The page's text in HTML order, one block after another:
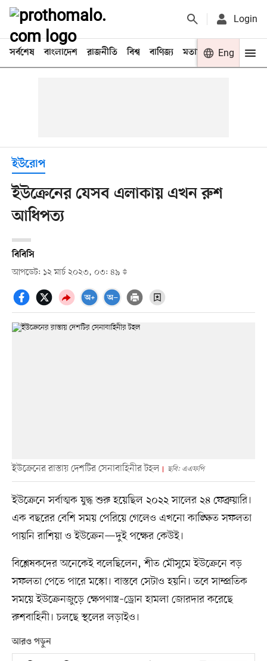
Login
সর্বশেষ বাংলাদেশ রাজনীতি বিশ্ব বাণিজ্য মতামত খেলা
Eng
ইউরোপ
ইউক্রেনের যেসব এলাকায় এখন রুশ
আধিপত্য
বিবিসি
আপডেট: ১২ মার্চ ২০২৩, ০৩: ৪৯
ইউক্রেনের রাস্তায় দেশটির সেনাবাহিনীর টহল ছবি: এএফপি
ইউক্রেনে সর্বাত্মক যুদ্ধ শুরু হয়েছিল ২০২২ সালের ২৪ ফেব্রুয়ারি।
এক বছরের বেশি সময় পেরিয়ে গেলেও এখনো কাঙ্ক্ষিত সফলতা
পায়নি রাশিয়া ও ইউক্রেন—দুই পক্ষের কেউই।
বিশ্লেষকদের অনেকেই বলেছিলেন, শীত মৌসুমে ইউক্রেনে বড়
সফলতা পেতে পারে মস্কো। বাস্তবে সেটাও হয়নি। তবে সাম্প্রতিক
সময়ে ইউক্রেনজুড়ে ক্ষেপণাস্ত্র–ড্রোন হামলা জোরদার করেছে
রুশবাহিনী। চলছে স্থলের লড়াইও।
আরও পড়ুন